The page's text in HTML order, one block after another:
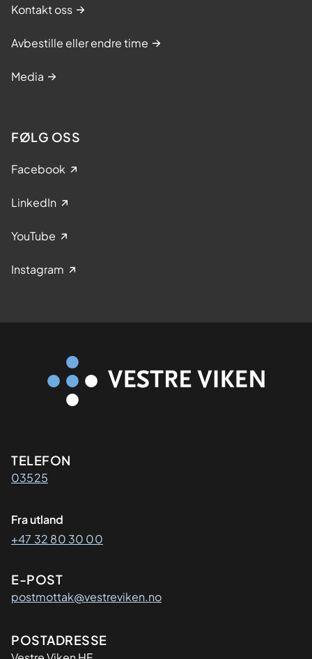
Kontakt oss
Avbestille eller endre time
Media
FØLG OSS
Facebook
LinkedIn
YouTube
Instagram
Kontaktinformasjon
TELEFON
03525
Fra utland
+47 32 80 30 00
E-POST
postmottak@vestreviken.no
Adresse
POSTADRESSE